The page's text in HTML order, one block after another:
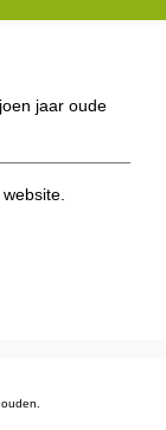
jaar oude